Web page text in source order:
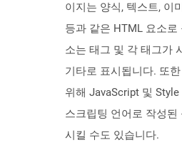
이지는 양식, 텍스트, 이
등과 같은 HTML 요소
소는 태그 및 각 태그가
기타로 표시됩니다. 또
위해 JavaScript 및
스크립팅 언어로 작성
시킬 수도 있습니다.